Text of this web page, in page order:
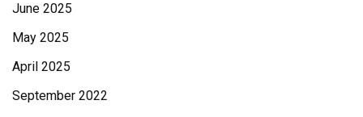
June 2025
May 2025
April 2025
September 2022